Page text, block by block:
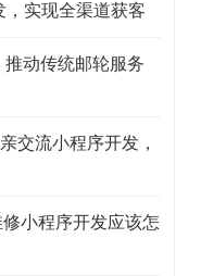
，实现全渠道获客
推动传统邮轮服务
交流小程序开发，
小程序开发应该怎